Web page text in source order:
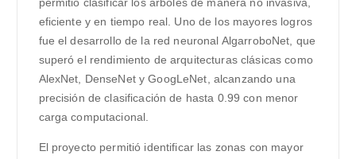
permitió clasificar los árboles de manera no invasiva,
eficiente y en tiempo real. Uno de los mayores logros
fue el desarrollo de la red neuronal AlgarroboNet, que
superó el rendimiento de arquitecturas clásicas como
AlexNet, DenseNet y GoogLeNet, alcanzando una
precisión de clasificación de hasta 0.99 con menor
carga computacional.
El proyecto permitió identificar las zonas con mayor